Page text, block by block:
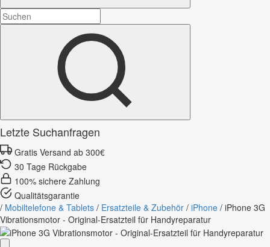
Letzte Suchanfragen
Gratis Versand ab 300€
30 Tage Rückgabe
100% sichere Zahlung
Qualitätsgarantie
/ Mobiltelefone & Tablets / Ersatzteile & Zubehör / iPhone / iPhone 3G
Vibrationsmotor - Original-Ersatzteil für Handyreparatur